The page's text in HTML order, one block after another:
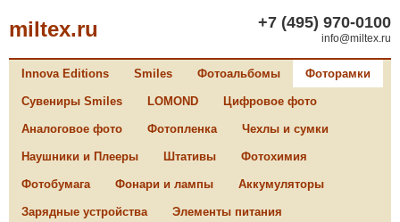
miltex.ru +7 (495) 970-0100
info@miltex.ru
Innova Editions Smiles Фотоальбомы Фоторамки
Сувениры Smiles LOMOND Цифровое фото
Аналоговое фото Фотопленка Чехлы и сумки
Наушники и Плееры Штативы Фотохимия
Фотобумага Фонари и лампы Аккумуляторы
Зарядные устройства Элементы питания